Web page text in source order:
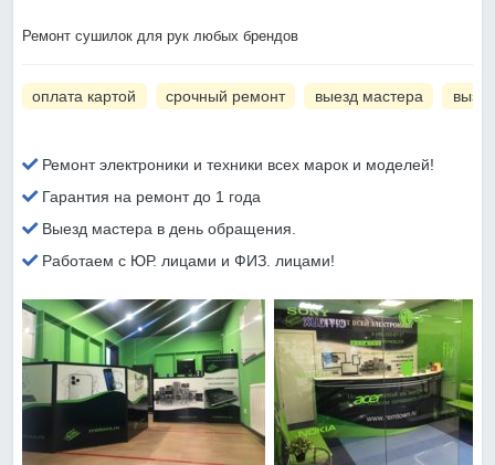
Ремонт сушилок для рук любых брендов
оплата картой срочный ремонт выезд мастера
Ремонт электроники и техники всех марок и моделей!
Гарантия на ремонт до 1 года
Выезд мастера в день обращения.
Работаем с ЮР. лицами и ФИЗ. лицами!